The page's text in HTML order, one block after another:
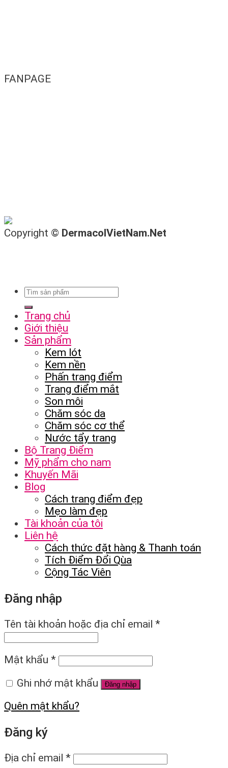
FANPAGE
Copyright © DermacolVietNam.Net
Trang chủ
Giới thiệu
Sản phẩm
Kem lót
Kem nền
Phấn trang điểm
Trang điểm mắt
Son môi
Chăm sóc da
Chăm sóc cơ thể
Nước tẩy trang
Bộ Trang Điểm
Mỹ phẩm cho nam
Khuyến Mãi
Blog
Cách trang điểm đẹp
Mẹo làm đẹp
Tài khoản của tôi
Liên hệ
Cách thức đặt hàng & Thanh toán
Tích Điểm Đổi Qùa
Cộng Tác Viên
Đăng nhập
Tên tài khoản hoặc địa chỉ email *
Mật khẩu *
Ghi nhớ mật khẩu
Đăng nhập
Quên mật khẩu?
Đăng ký
Địa chỉ email *